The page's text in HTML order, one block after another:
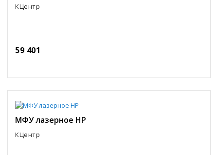
КЦентр
59 401
МФУ лазерное HP
КЦентр